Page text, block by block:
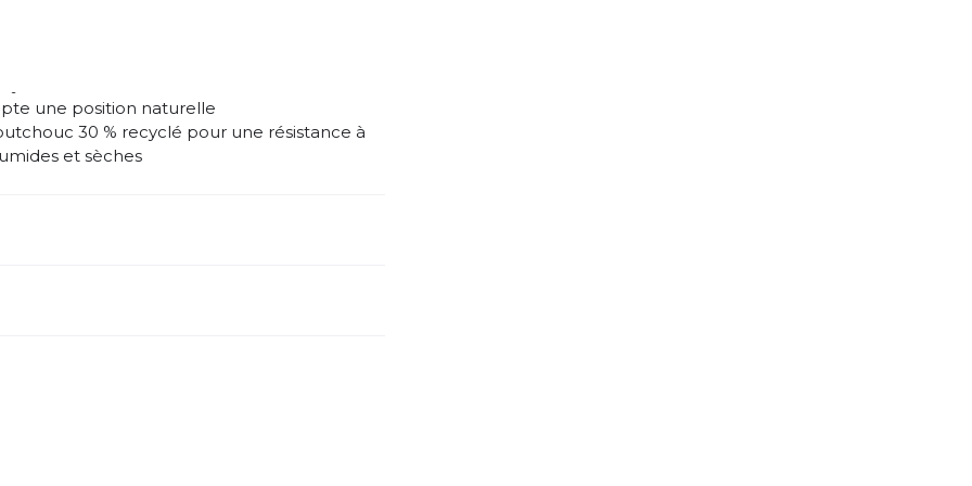
une position naturelle
30 % recyclé pour une résistance à
et sèches